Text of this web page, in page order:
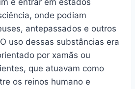
onde podiam
antepassados e outros
uso dessas substâncias era
por xamãs ou
que atuavam como
os reinos humano e